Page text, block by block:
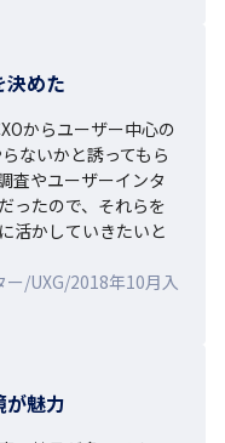
決めた
からユーザー中心の
ないかと誘ってもら
査やユーザーインタ
ったので、それらを
活かしていきたいと
/UXG/2018年10月入
が魅力